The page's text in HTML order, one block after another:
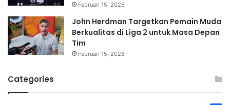
Februari 15, 2026
John Herdman Targetkan Pemain Muda
Berkualitas di Liga 2 untuk Masa Depan
Tim
Februari 15, 2026
Categories